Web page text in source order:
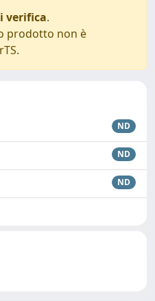
verifica.
prodotto non è
ND
ND
ND